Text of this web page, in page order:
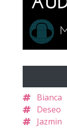
Bianca
Deseo
Jazmin